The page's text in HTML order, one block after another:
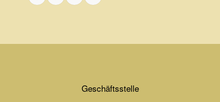
Geschäftsstelle